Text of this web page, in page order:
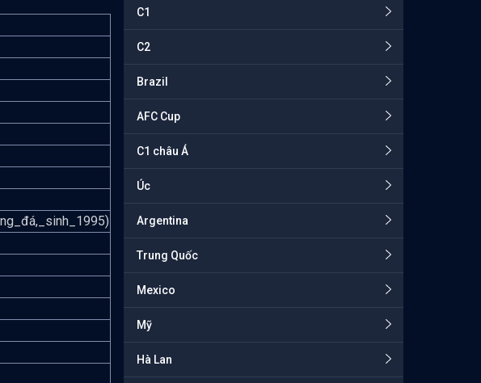
C1
C2
Brazil
AFC Cup
C1 châu Á
Úc
Argentina
Trung Quốc
Mexico
Mỹ
Hà Lan